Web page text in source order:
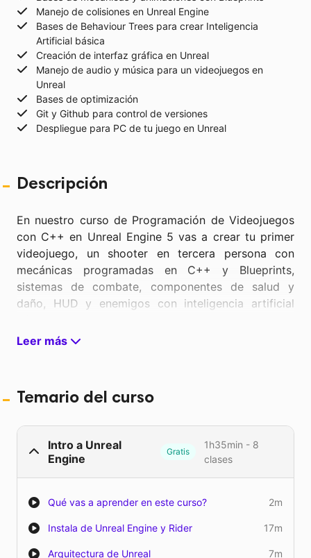
Manejo de colisiones en Unreal Engine
Bases de Behaviour Trees para crear Inteligencia
Artificial básica
Creación de interfaz gráfica en Unreal
Manejo de audio y música para un videojuegos en
Unreal
Bases de optimización
Git y Github para control de versiones
Despliegue para PC de tu juego en Unreal
Descripción
En nuestro curso de Programación de Videojuegos
con C++ en Unreal Engine 5 vas a crear tu primer
videojuego, un shooter en tercera persona con
mecánicas programadas en C++ y Blueprints,
sistemas de combate, componentes de salud y
daño, HUD y enemigos con inteligencia artificial
motores de desarrollo de videojuegos más
PC.
Este curso fue diseñado y desarrollado junto a
Nicolás Nieto, programador senior con más de 8
años de experiencia en la industria de videojuegos
especializado en Unreal Engine y C++, pensado
para cualquier persona con bases de programación
hacer videojuegos. Esto nos permite empezar a
hacer cosas geniales desde el primer módulo,
Leer más
Temario del curso
Intro a Unreal
Engine
Gratis
1h35min - 8
clases
Qué vas a aprender en este curso? 2m
Instala de Unreal Engine y Rider 17m
Arquitectura de Unreal 7m